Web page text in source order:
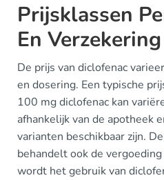
Prijsklassen
En
De prijs van diclofenac
en dosering. Een typische
100 mg diclofenac kan
afhankelijk van de apotheek
varianten beschikbaar zijn.
behandelt ook de
wordt het gebruik van